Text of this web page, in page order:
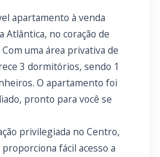
apartamento à venda
Atlântica, no coração de
uma área privativa de
3 dormitórios, sendo 1
O apartamento foi
pronto para você se
privilegiada no Centro,
fácil acesso a